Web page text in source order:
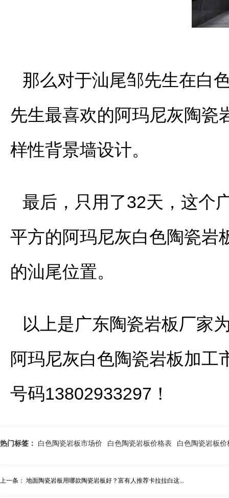
那么对于汕尾邹先生在白
先生最喜欢的阿玛尼灰陶瓷
样性背景墙设计。
最后，只用了32天，这个
平方的阿玛尼灰白色陶瓷岩
的汕尾位置。
以上是广东陶瓷岩板厂家
阿玛尼灰白色陶瓷岩板加工
号码13802933297！
热门标签： 白色陶瓷岩板市场价 白色陶瓷岩板价格表 白色陶瓷岩板价
上一条： 地面陶瓷岩板用哪款陶瓷岩板好？富有人推荐卡拉拉白这...